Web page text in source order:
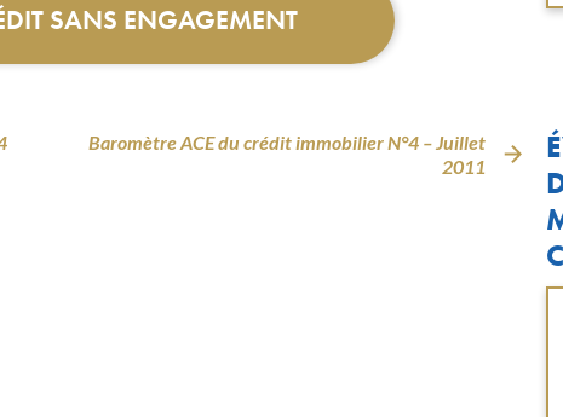
SANS ENGAGEMENT
Baromètre ACE du crédit immobilier N°4 – Juillet
2011